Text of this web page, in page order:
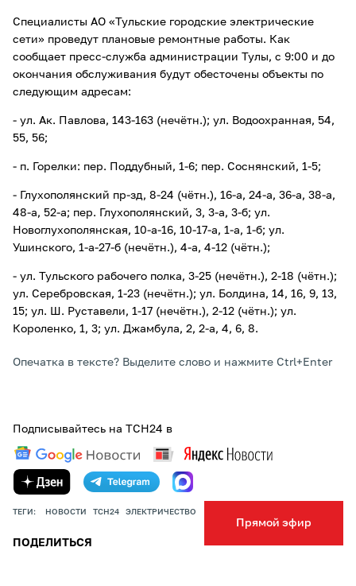
Прямой эфир
Специалисты АО «Тульские городские электрические
сети» проведут плановые ремонтные работы. Как
сообщает пресс-служба администрации Тулы, с 9:00 и до
окончания обслуживания будут обесточены объекты по
следующим адресам:
- ул. Ак. Павлова, 143-163 (нечётн.); ул. Водоохранная, 54,
55, 56;
- п. Горелки: пер. Поддубный, 1-6; пер. Соснянский, 1-5;
- Глухополянский пр-зд, 8-24 (чётн.), 16-а, 24-а, 36-а, 38-а,
48-а, 52-а; пер. Глухополянский, 3, 3-а, 3-б; ул.
Новоглухополянская, 10-а-16, 10-17-а, 1-а, 1-б; ул.
Ушинского, 1-а-27-б (нечётн.), 4-а, 4-12 (чётн.);
- ул. Тульского рабочего полка, 3-25 (нечётн.), 2-18 (чётн.);
ул. Серебровская, 1-23 (нечётн.); ул. Болдина, 14, 16, 9, 13,
15; ул. Ш. Руставели, 1-17 (нечётн.), 2-12 (чётн.); ул.
Короленко, 1, 3; ул. Джамбула, 2, 2-а, 4, 6, 8.
Опечатка в тексте? Выделите слово и нажмите Ctrl+Enter
Подписывайтесь на ТСН24 в
ТЕГИ: НОВОСТИ ТСН24 ЭЛЕКТРИЧЕСТВО
ПОДЕЛИТЬСЯ